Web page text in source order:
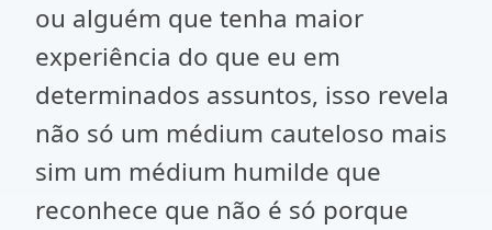
ou alguém que tenha maior
experiência do que eu em
determinados assuntos, isso revela
não só um médium cauteloso mais
sim um médium humilde que
reconhece que não é só porque